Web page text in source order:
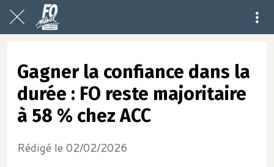
Gagner la confiance dans la
durée : FO reste majoritaire
à 58 % chez ACC
Rédigé le 02/02/2026